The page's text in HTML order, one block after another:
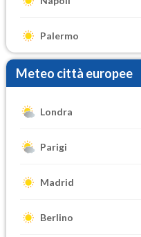
Palermo
Meteo città europee
Londra
Parigi
Madrid
Berlino